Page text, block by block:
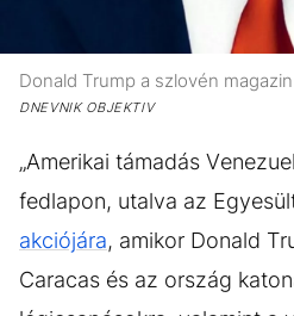
Donald Trump a szlovén
DNEVNIK OBJEKTIV
„Amerikai támadás
fedlapon, utalva az
akciójára, amikor Donald
Caracas és az ország